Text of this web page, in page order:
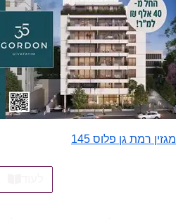
מגזין רמת גן פלוס 145